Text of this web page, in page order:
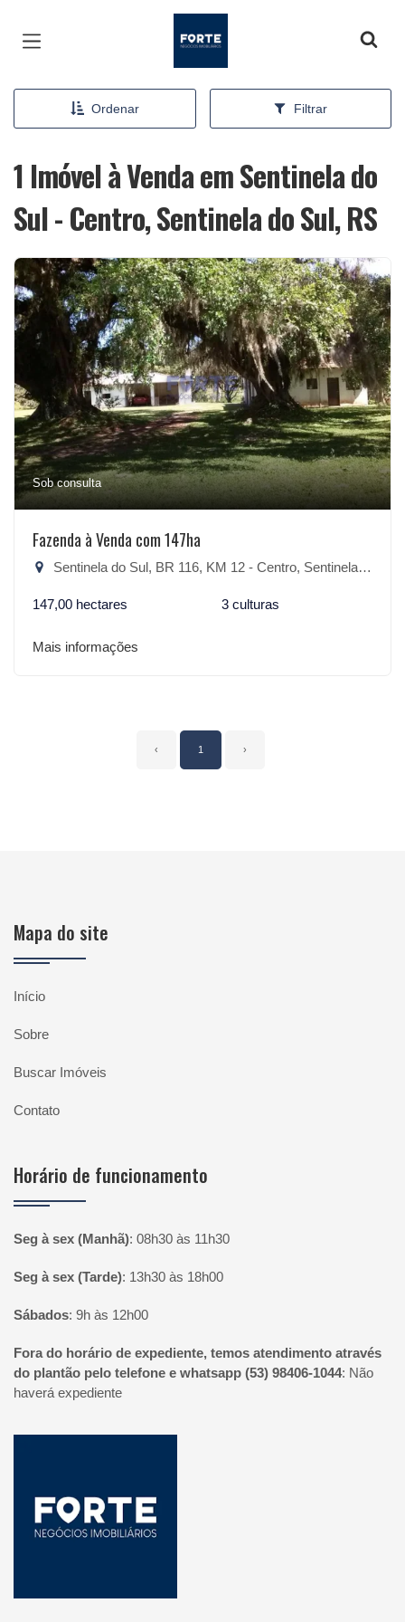
Ordenar Filtrar
1 Imóvel à Venda em Sentinela do
Sul - Centro, Sentinela do Sul, RS
Sob consulta
Fazenda à Venda com 147ha
Sentinela do Sul, BR 116, KM 12 - Centro, Sentinela do Sul-RS
147,00 hectares 3 culturas
Mais informações
‹ 1 ›
Mapa do site
Início
Sobre
Buscar Imóveis
Contato
Horário de funcionamento
Seg à sex (Manhã): 08h30 às 11h30
Seg à sex (Tarde): 13h30 às 18h00
Sábados: 9h às 12h00
Fora do horário de expediente, temos atendimento através
do plantão pelo telefone e whatsapp (53) 98406-1044: Não
haverá expediente